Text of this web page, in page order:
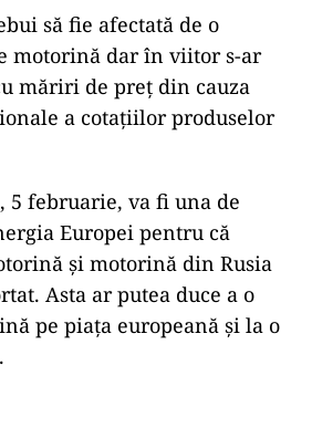
să fie afectată de o
motorină dar în viitor s-ar
măriri de preț din cauza
a cotațiilor produselor
5 februarie, va fi una de
Europei pentru că
și motorină din Rusia
Asta ar putea duce a o
pe piața europeană și la o